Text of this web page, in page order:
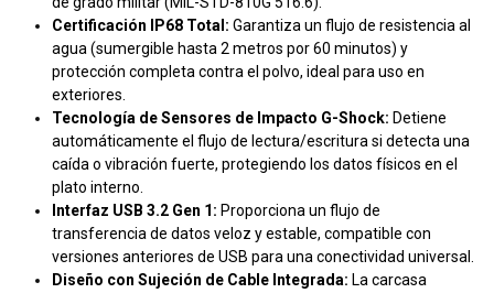
Certificación IP68 Total: Garantiza un flujo de resistencia al
agua (sumergible hasta 2 metros por 60 minutos) y
protección completa contra el polvo, ideal para uso en
exteriores.
Tecnología de Sensores de Impacto G-Shock: Detiene
automáticamente el flujo de lectura/escritura si detecta una
caída o vibración fuerte, protegiendo los datos físicos en el
plato interno.
Interfaz USB 3.2 Gen 1: Proporciona un flujo de
transferencia de datos veloz y estable, compatible con
versiones anteriores de USB para una conectividad universal.
Diseño con Sujeción de Cable Integrada: La carcasa